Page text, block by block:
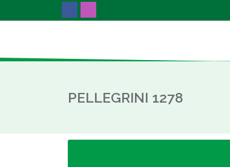
PELLEGRINI 1278